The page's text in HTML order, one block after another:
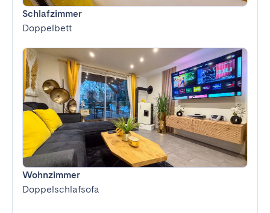
Schlafzimmer
Doppelbett
Wohnzimmer
Doppelschlafsofa